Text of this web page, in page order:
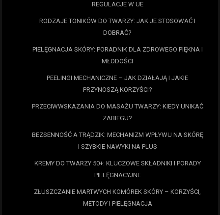
REGULACJE W UE
RODZAJE TONIKÓW DO TWARZY: JAK JE STOSOWAĆ I
DOBRAĆ?
PIELĘGNACJA SKÓRY: PORADNIK DLA ZDROWEGO PIĘKNA I
MŁODOŚCI
PEELINGI MECHANICZNE – JAK DZIAŁAJĄ I JAKIE
PRZYNOSZĄ KORZYŚCI?
PRZECIWWSKAZANIA DO MASAŻU TWARZY: KIEDY UNIKAĆ
ZABIEGU?
BEZSENNOŚĆ A TRĄDZIK: MECHANIZM WPŁYWU NA SKÓRĘ
I SZYBKIE NAWYKI NA PLUS
KREMY DO TWARZY 50+: KLUCZOWE SKŁADNIKI I PORADY
PIELĘGNACYJNE
ZŁUSZCZANIE MARTWYCH KOMÓREK SKÓRY – KORZYŚCI,
METODY I PIELĘGNACJA